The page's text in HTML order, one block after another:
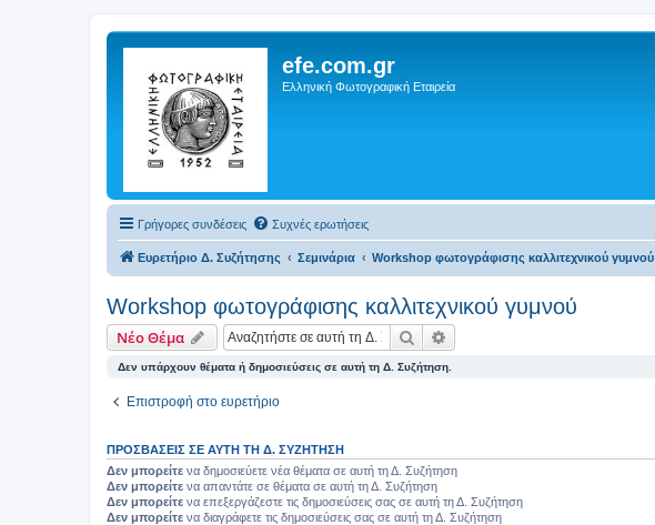
efe.com.gr
Ελληνική Φωτογραφική Εταιρεία
Γρήγορες συνδέσεις Συχνές ερωτήσεις
Ευρετήριο Δ. Συζήτησης Σεμινάρια Workshop φωτογράφισης καλλιτεχνικού γυμνού
Workshop φωτογράφισης καλλιτεχνικού γυμνού
Νέο Θέμα Αναζήτηση
Δεν υπάρχουν θέματα ή δημοσιεύσεις σε αυτή τη Δ. Συζήτηση.
Επιστροφή στο ευρετήριο
ΠΡΟΣΒΆΣΕΙΣ ΣΕ ΑΥΤΉ ΤΗ Δ. ΣΥΖΉΤΗΣΗ
Δεν μπορείτε να δημοσιεύετε νέα θέματα σε αυτή τη Δ. Συζήτηση
Δεν μπορείτε να απαντάτε σε θέματα σε αυτή τη Δ. Συζήτηση
Δεν μπορείτε να επεξεργάζεστε τις δημοσιεύσεις σας σε αυτή τη Δ. Συζήτηση
Δεν μπορείτε να διαγράφετε τις δημοσιεύσεις σας σε αυτή τη Δ. Συζήτηση